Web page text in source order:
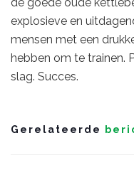
de goede oude
explosieve en
mensen met een
hebben om te trainen.
slag. Succes.
Gerelateerde